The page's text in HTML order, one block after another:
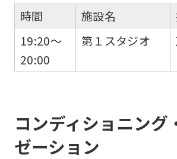
時間
19:20～
20:00
施設名
第１スタジオ
コンディショニング
ゼーション